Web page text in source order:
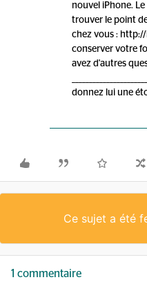
nouvel iPhone.
trouver le point
chez vous :
conserver votre
avez d'autres
donnez lui une
Ce sujet a été
1 commentaire